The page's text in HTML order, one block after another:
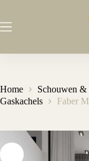
de
Home Schouwen &
Gaskachels
Faber